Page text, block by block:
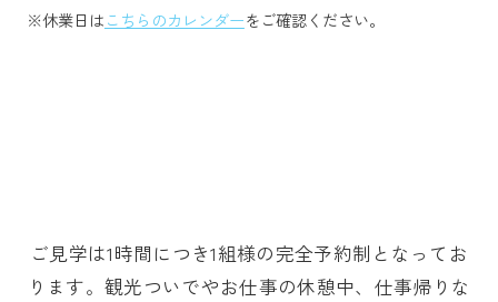
※休業日はこちらのカレンダーをご確認ください。
ご見学は1時間につき1組様の完全予約制となってお
ります。観光ついでやお仕事の休憩中、仕事帰りな